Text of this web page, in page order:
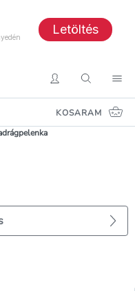
Letöltés
BelépésKeresés
KOSARAM